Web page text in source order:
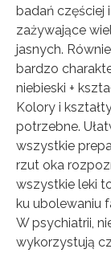
badań częściej
zażywające
jasnych.
bardzo
niebieski +
Kolory i
potrzebne.
wszystkie
rzut oka
wszystkie leki
ku ubolewaniu
W psychiatrii,
wykorzystują